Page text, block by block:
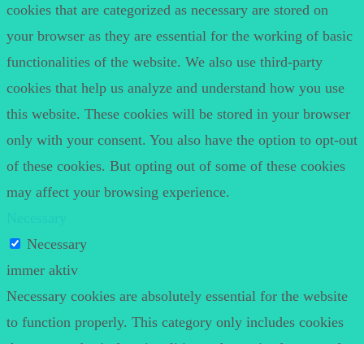
cookies that are categorized as necessary are stored on
your browser as they are essential for the working of basic
functionalities of the website. We also use third-party
cookies that help us analyze and understand how you use
this website. These cookies will be stored in your browser
only with your consent. You also have the option to opt-out
of these cookies. But opting out of some of these cookies
may affect your browsing experience.
Necessary
immer aktiv
Necessary cookies are absolutely essential for the website
to function properly. This category only includes cookies